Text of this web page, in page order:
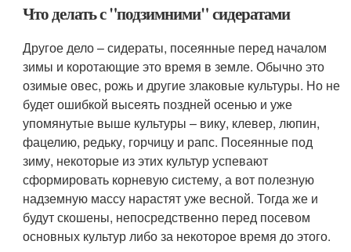
Что делать с "подзимними" сидератами
Другое дело – сидераты, посеянные перед началом
зимы и коротающие это время в земле. Обычно это
озимые овес, рожь и другие злаковые культуры. Но не
будет ошибкой высеять поздней осенью и уже
упомянутые выше культуры – вику, клевер, люпин,
фацелию, редьку, горчицу и рапс. Посеянные под
зиму, некоторые из этих культур успевают
сформировать корневую систему, а вот полезную
надземную массу нарастят уже весной. Тогда же и
будут скошены, непосредственно перед посевом
основных культур либо за некоторое время до этого.